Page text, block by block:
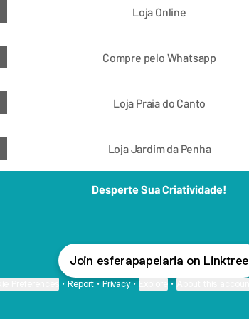
Loja Online
Compre pelo Whatsapp
Loja Praia do Canto
Loja Jardim da Penha
Desperte Sua Criatividade!
Join esferapapelaria on Linktree
• Report • Privacy • •